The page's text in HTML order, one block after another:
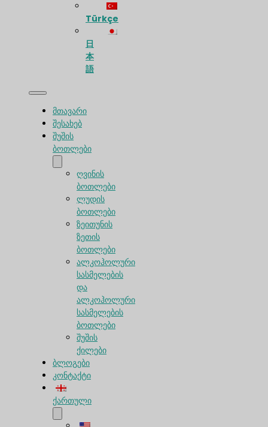
Türkçe
日
本
語
მთავარი
შესახებ
შუშის
ბოთლები
ღვინის
ბოთლები
ლუდის
ბოთლები
ზეითუნის
ზეთის
ბოთლები
ალკოჰოლური
სასმელების
და
ალკოჰოლური
სასმელების
ბოთლები
შუშის
ქილები
ბლოგები
კონტაქტი
ქართული